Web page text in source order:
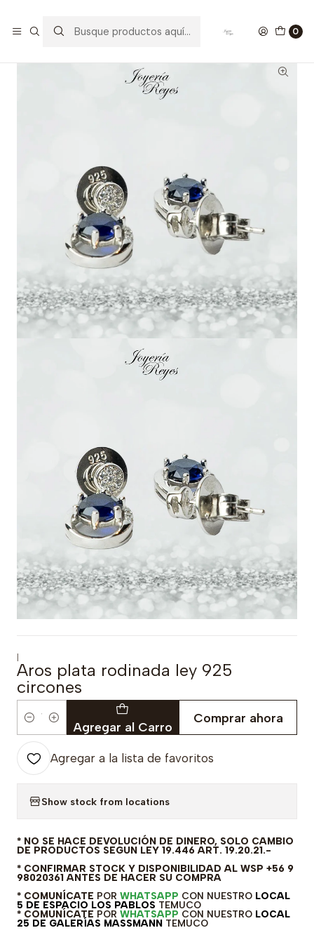
0
|
Aros plata rodinada ley 925
circones
Cantidad Agregar al Carro
Comprar ahora
Agregar a la lista de favoritos
Show stock from locations
* NO SE HACE DEVOLUCIÓN DE DINERO, SOLO CAMBIO
DE PRODUCTOS SEGUN LEY 19.446 ART. 19.20.21.-
* CONFIRMAR STOCK Y DISPONIBILIDAD AL WSP +56 9
98020361 ANTES DE HACER SU COMPRA
* COMUNÍCATE POR WHATSAPP CON NUESTRO LOCAL
5 DE ESPACIO LOS PABLOS TEMUCO
* COMUNÍCATE POR WHATSAPP CON NUESTRO LOCAL
25 DE GALERÍAS MASSMANN TEMUCO